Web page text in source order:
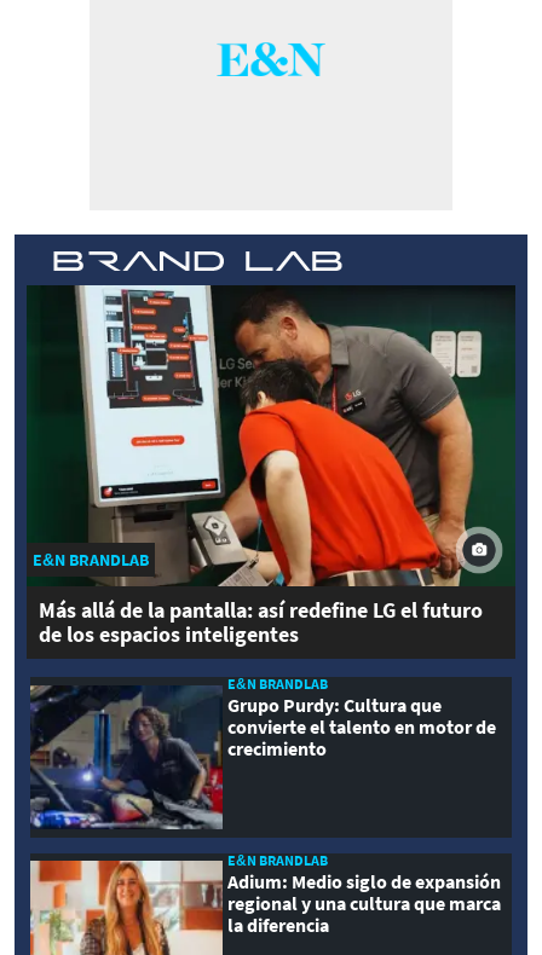
E&N BRANDLAB
Más allá de la pantalla: así redefine LG el futuro
de los espacios inteligentes
E&N BRANDLAB
Grupo Purdy: Cultura que
convierte el talento en motor de
crecimiento
E&N BRANDLAB
Adium: Medio siglo de expansión
regional y una cultura que marca
la diferencia